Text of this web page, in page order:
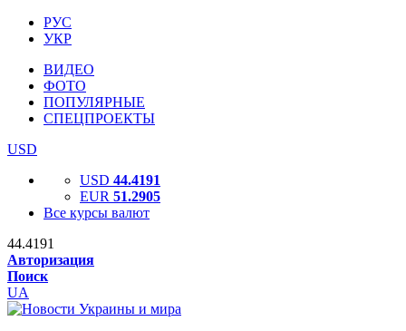
РУС
УКР
ВИДЕО
ФОТО
ПОПУЛЯРНЫЕ
СПЕЦПРОЕКТЫ
USD
USD 44.4191
EUR 51.2905
Все курсы валют
44.4191
Авторизация
Поиск
UA